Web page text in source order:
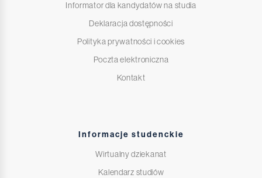
Informator dla kandydatów na studia
Deklaracja dostępności
Polityka prywatności i cookies
Poczta elektroniczna
Kontakt
Informacje studenckie
Wirtualny dziekanat
Kalendarz studiów